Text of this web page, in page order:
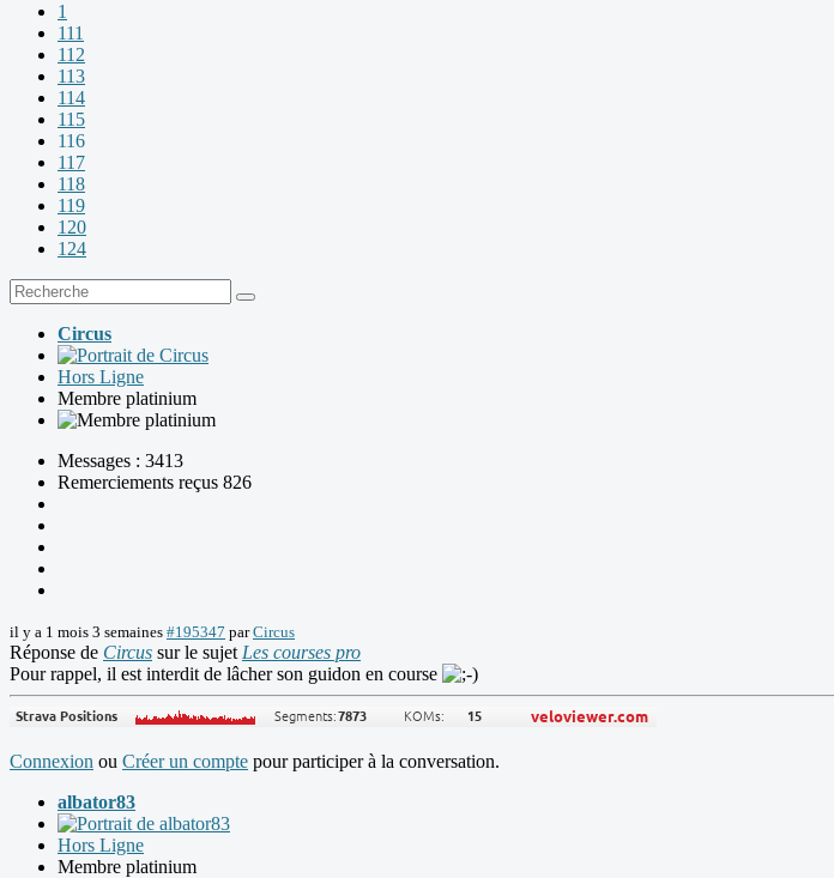
1
111
112
113
114
115
116
117
118
119
120
124
Circus
Hors Ligne
Membre platinium
Messages : 3413
Remerciements reçus 826
il y a 1 mois 3 semaines #195347 parCircus
Réponse de Circus sur le sujet Les courses pro
Pour rappel, il est interdit de lâcher son guidon en course
Connexion ou Créer un compte pour participer à la conversation.
albator83
Hors Ligne
Membre platinium